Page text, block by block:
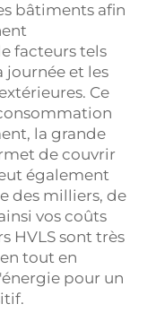
bâtiments afin
facteurs tels
journée et les
Ce
la grande
de couvrir
également
des milliers, de
vos coûts
HVLS sont très
tout en
pour un